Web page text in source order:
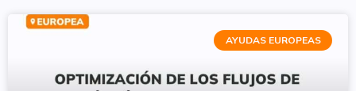
AYUDAS EUROPEAS